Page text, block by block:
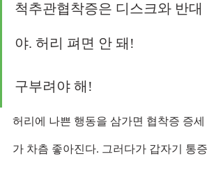
척추관협착증은 디스크와 반대
야. 허리 펴면 안 돼!
구부려야 해!
허리에 나쁜 행동을 삼가면 협착증 증세
가 차츰 좋아진다. 그러다가 갑자기 통증